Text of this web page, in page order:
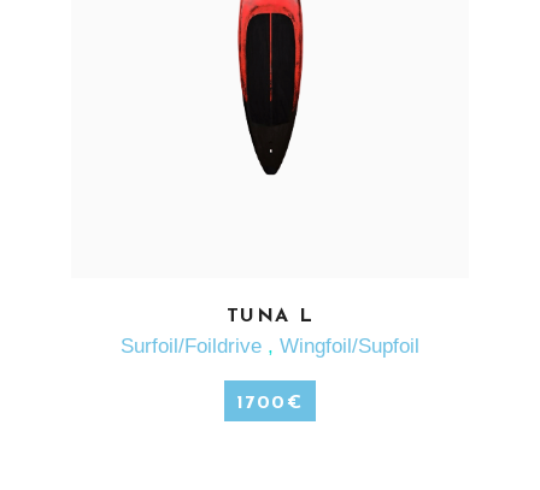
EN SAVOIR PLUS
TUNA L
Surfoil/Foildrive , Wingfoil/Supfoil
1700 €